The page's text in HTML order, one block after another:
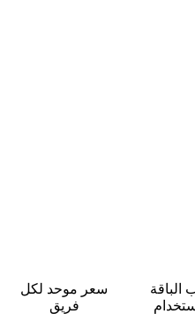
سعر موحد لكل
فريق